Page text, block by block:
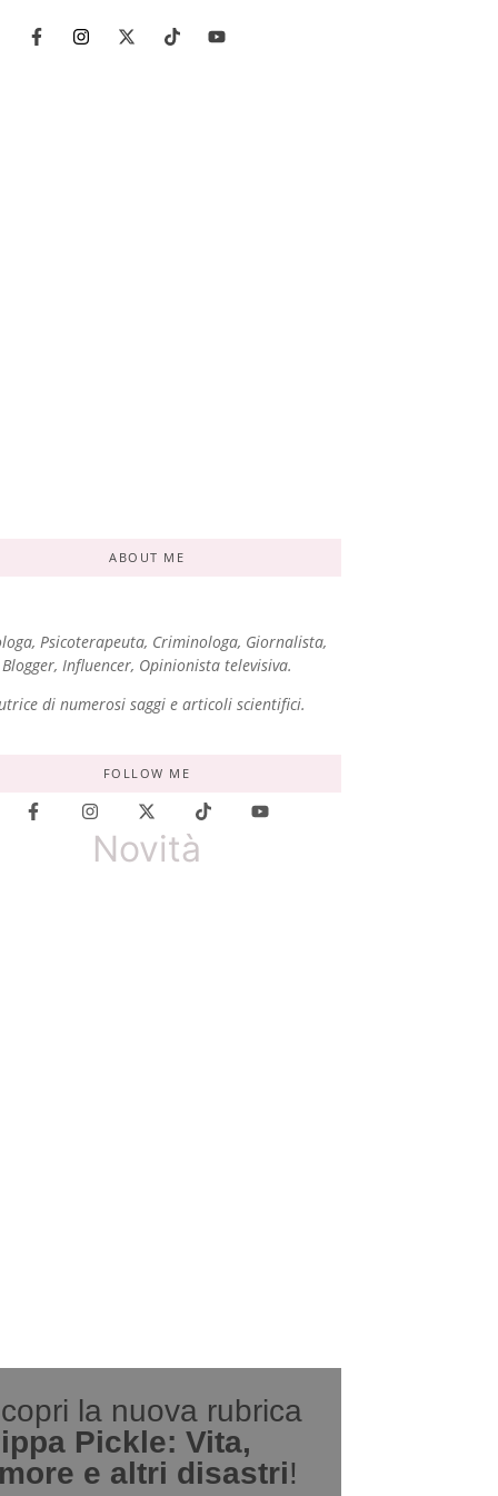
ABOUT ME
Psicoterapeuta, Criminologa, Giornalista,
Blogger, Influencer, Opinionista televisiva.
di numerosi saggi e articoli scientifici.
FOLLOW ME
Novità
la nuova rubrica
Pickle: Vita,
e altri disastri!